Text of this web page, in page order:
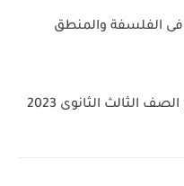
كتاب شرح الفلسفة والمنطق الصف الثالث الثانوى 2023